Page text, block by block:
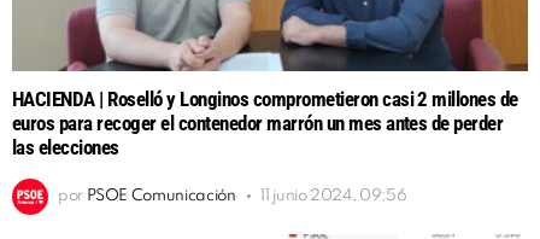
HACIENDA | Roselló y Longinos comprometieron casi 2 millones de
euros para recoger el contenedor marrón un mes antes de perder
las elecciones
por PSOE Comunicación 11 junio 2024, 09:56